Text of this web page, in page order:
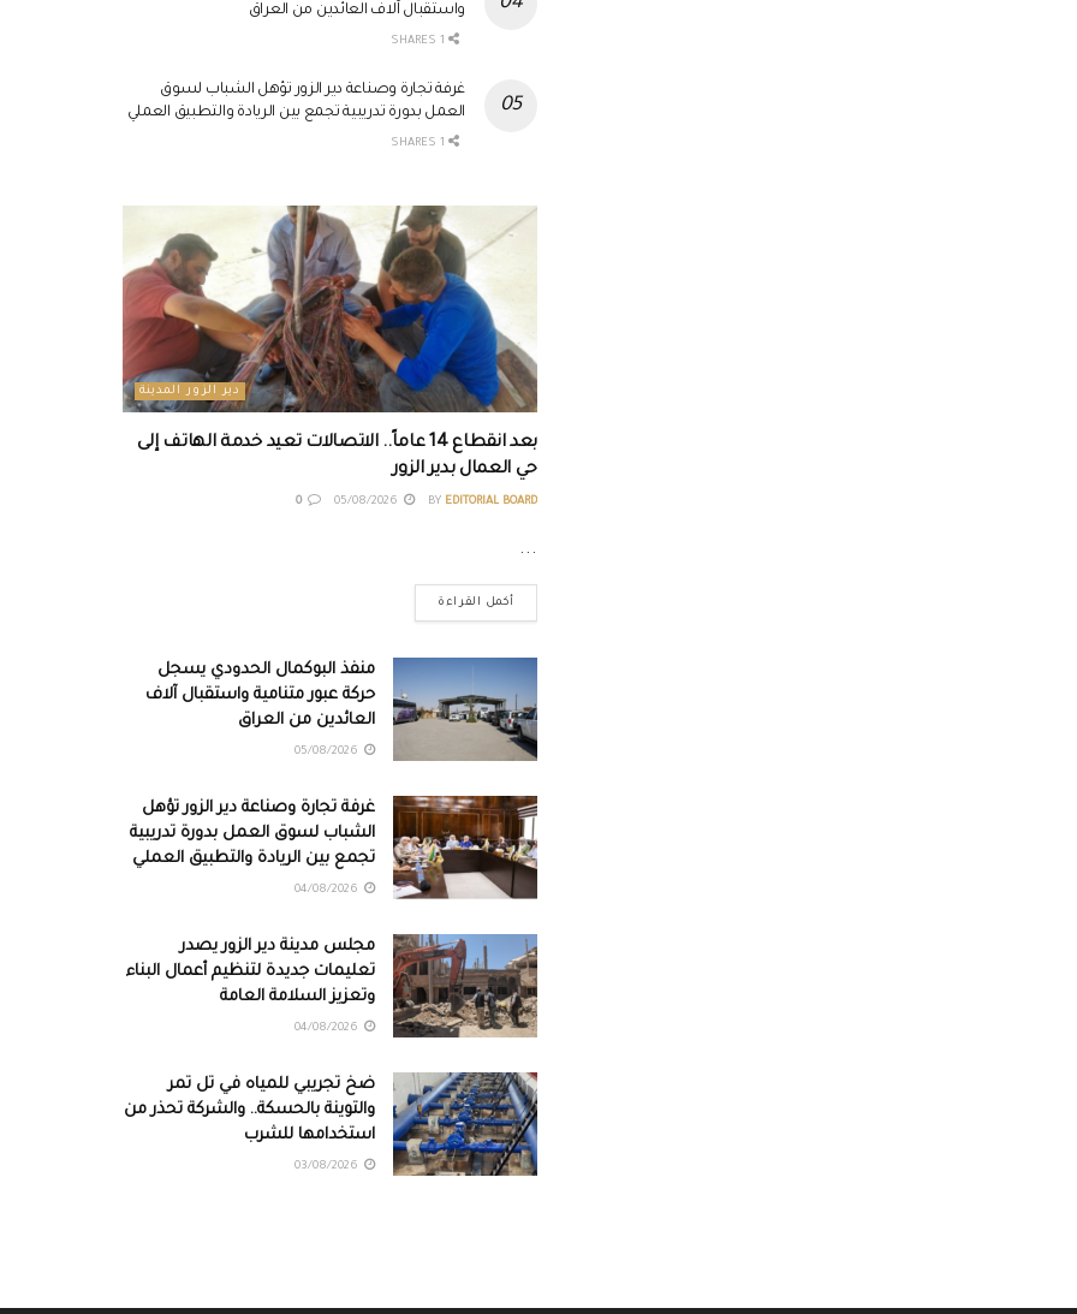
واستقبال آلاف العائدين من العراق
غرفة تجارة وصناعة دير الزور تؤهل الشباب لسوق
العمل بدورة تدريبية تجمع بين الريادة والتطبيق العملي
دير الزور المدينة
بعد انقطاع 14 عاماً.. الاتصالات تعيد خدمة الهاتف إلى
حي العمال بدير الزور
BY EDITORIAL BOARD
0
...
أكمل القراءة
منفذ البوكمال الحدودي يسجل
حركة عبور متنامية واستقبال آلاف
العائدين من العراق
غرفة تجارة وصناعة دير الزور تؤهل
الشباب لسوق العمل بدورة تدريبية
تجمع بين الريادة والتطبيق العملي
مجلس مدينة دير الزور يصدر
تعليمات جديدة لتنظيم أعمال البناء
وتعزيز السلامة العامة
ضخ تجريبي للمياه في تل تمر
والتوينة بالحسكة.. والشركة تحذر من
استخدامها للشرب